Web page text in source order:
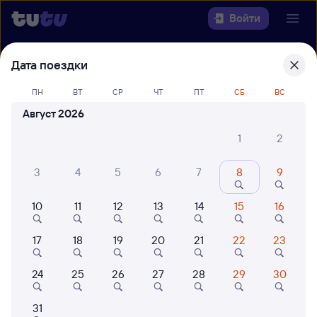
Войти
Выберите день, чтобы найти
билеты Аполлонская — Сочи
Откуда
Кто едет
Найти поезда
Дата поездки
ПН ВТ СР ЧТ ПТ СБ ВС
Август 2026
1
2
3 4 5 6 7 8 9
10 11 12 13 14 15 16
17 18 19 20 21 22 23
24 25 26 27 28 29 30
31